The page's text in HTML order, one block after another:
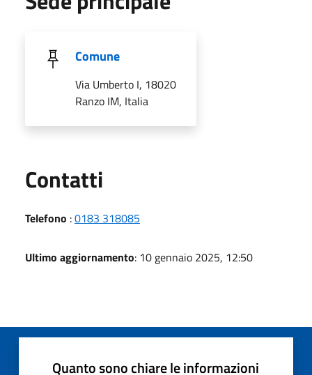
Comune
Via Umberto I, 18020
Ranzo IM, Italia
Contatti
Telefono :0183 318085
Ultimo aggiornamento: 10 gennaio 2025, 12:50
Quanto sono chiare le informazioni